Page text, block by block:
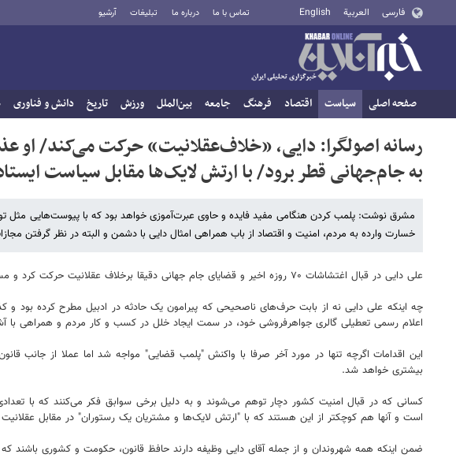
فارسی العربية English تماس با ما درباره ما تبلیغات آرشیو
صفحه اصلی سیاست اقتصاد فرهنگ جامعه بین‌الملل ورزش تاریخ دانش و فناوری
رسانه اصولگرا: دایی، «خلاف‌عقلانیت» حرکت می‌کند/ او
به جام‌جهانی قطر برود/ با ارتش لایک‌ها مقابل سیاست
مشرق نوشت: پلمب کردن هنگامی مفید فایده و حاوی عبرت‌آموزی خواهد بود که با پیوست‌هایی مثل
خسارت وارده به مردم، امنیت و اقتصاد از باب همراهی امثال دایی با دشمن و البته در نظر گرفتن
علی دایی در قبال اغتشاشات ۷۰ روزه اخیر و قضایای جام جهانی دقیقا برخلاف عقلانیت حرکت کرد و مسیری را پیمود که به همراهی با بدخواهان مردم ایران منجر شد.
چه اینکه علی دایی نه از بابت حرف‌های ناصحیحی که پیرامون یک حادثه در ادبیل مطرح کرده
اعلام رسمی تعطیلی گالری جواهرفروشی خود، در سمت ایجاد خلل در کسب و کار مردم و همراهی با
این اقدامات اگرچه تنها در مورد آخر صرفا با واکنش "پلمب قضایی" مواجه شد اما عملا از جانب
بیشتری خواهد شد.
کسانی که در قبال امنیت کشور دچار توهم می‌شوند و به دلیل برخی سوابق فکر می‌کنند که با
است و آنها هم کوچکتر از این هستند که با "ارتش لایک‌ها و مشتریان یک رستوران" در مقابل
ضمن اینکه همه شهروندان و از جمله آقای دایی وظیفه دارند حافظ قانون، حکومت و کشوری باشند